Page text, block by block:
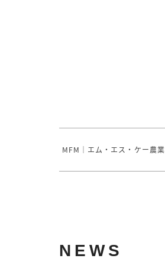
MFM｜エム・エス・ケー農
NEWS